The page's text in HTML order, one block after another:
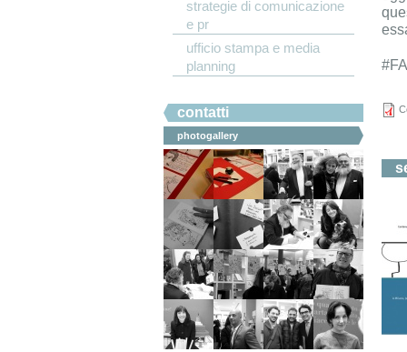
strategie di comunicazione
e pr
ufficio stampa e media
planning
contatti
photogallery